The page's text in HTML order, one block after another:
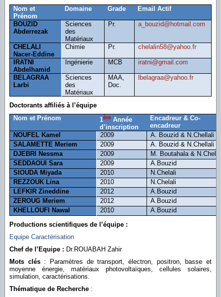
Nom et
Prénom
Domaine Grade Email Actif
BOUZID
Abderrezak
Sciences
des
Matériaux
Pr. a_bouzid@hotmail.com
CHELALI
Nacer-Eddine
Chimie Pr. chelalin58@yahoo.fr
IRATNI
Abdelhamid
Ingénierie MCB iratni@gmail.com
BELAGRAA
Larbi
Sciences
des
Matériaux
MAA,
Doc.
lbelagraa@yahoo.fr
Doctorants affiliés à l’équipe
Nom et Prénom
1ère Année
d’inscription
Encadreur & Co-
encadreur
NOUFEL Kamel
2009
A. Bouzid & N.Chellali
SALAMETTE Meriem
2009
A. Bouzid & N.Chellali
DJEBRI Nessma
2009
M. Boutahala &
SEDDAOUI Sara
2009
A.Bouzid
SIOUDA Miyada
2010
N.Chelali
REZZOUK Lina
2010
N.Chelali
LEFKIR Zineddine
2012
A.Bouzid
ZEROUG Meriem
2012
A.Bouzid
KHELLOUFI Nawal
2010
A.Bouzid
Productions scientifiques de l’équipe :
Equipe Caractérisation
Chef de l’Equipe : Dr.ROUABAH Zahir
Mots clés : Paramètres de transport, électron, positron, basse et
moyenne énergie, matériaux photovoltaïques, cellules solaires,
simulation, caractérisations.
Thématique de Recherche :